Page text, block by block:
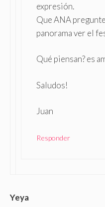
expresión.
Que ANA
panorama ver el
Qué piensan? es
Saludos!
Juan
Responder
Yeya